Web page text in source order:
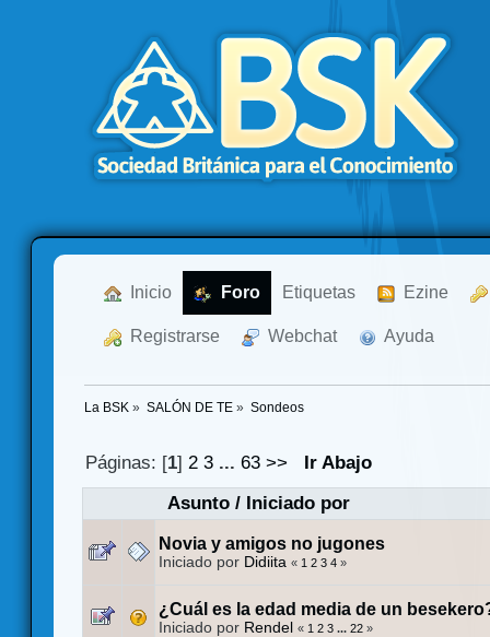
Inicio Foro Etiquetas Ezine
Registrarse Webchat Ayuda
La BSK » SALÓN DE TE » Sondeos
Páginas: [1]2 3 ...63 >>
Ir Abajo
Asunto/ Iniciado por
Novia y amigos no jugones
Iniciado por Didiita « 1 2 3 4 »
¿Cuál es la edad media de un
Iniciado por Rendel « 1 2 3 ... 22 »